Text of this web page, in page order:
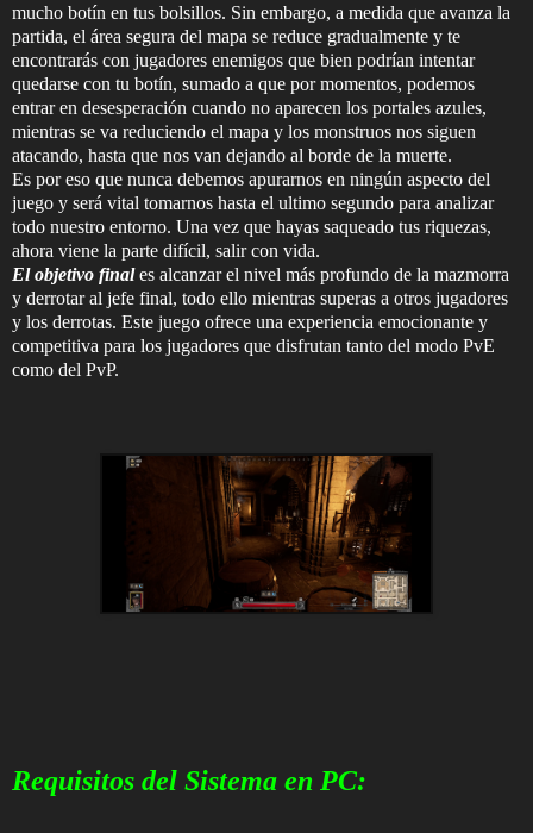
mucho botín en tus bolsillos. Sin embargo, a medida que avanza la
partida, el área segura del mapa se reduce gradualmente y te
encontrarás con jugadores enemigos que bien podrían intentar
quedarse con tu botín, sumado a que por momentos, podemos
entrar en desesperación cuando no aparecen los portales azules,
mientras se va reduciendo el mapa y los monstruos nos siguen
atacando, hasta que nos van dejando al borde de la muerte.
Es por eso que nunca debemos apurarnos en ningún aspecto del
juego y será vital tomarnos hasta el ultimo segundo para analizar
todo nuestro entorno. Una vez que hayas saqueado tus riquezas,
ahora viene la parte difícil, salir con vida.
El objetivo finales alcanzar el nivel más profundo de la mazmorra
y derrotar al jefe final, todo ello mientras superas a otros jugadores
y los derrotas. Este juego ofrece una experiencia emocionante y
competitiva para los jugadores que disfrutan tanto del modo PvE
como del PvP.
Requisitos del Sistema en PC: